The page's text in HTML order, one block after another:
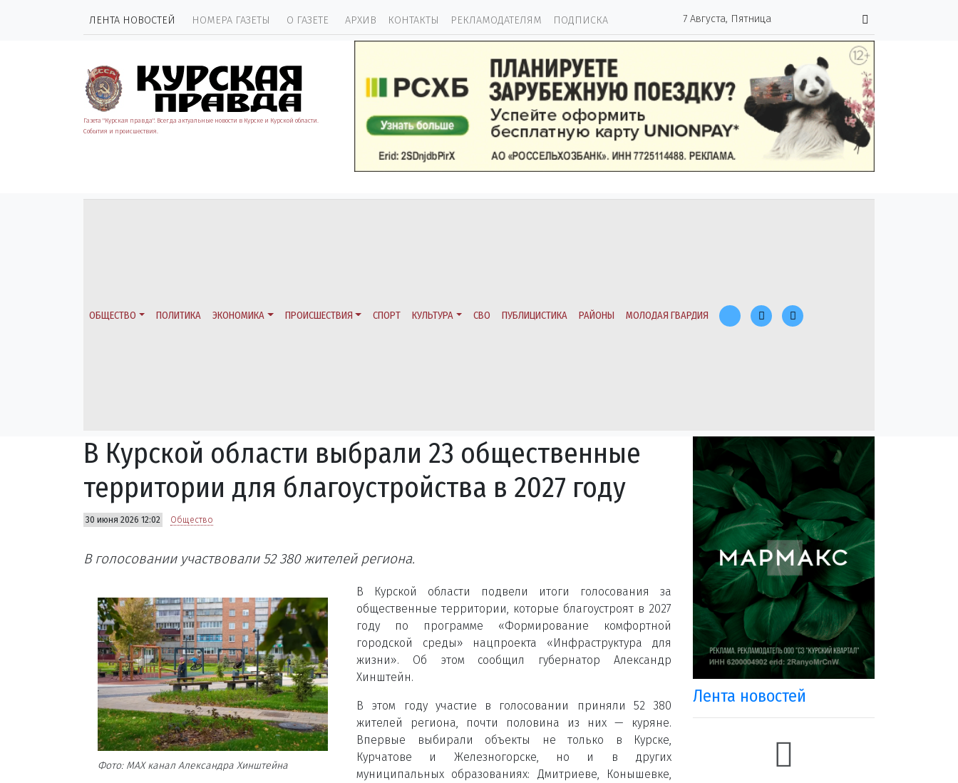
ЛЕНТА НОВОСТЕЙ НОМЕРА ГАЗЕТЫ О ГАЗЕТЕ АРХИВ КОНТАКТЫ РЕКЛАМОДАТЕЛЯМ ПОДПИСКА 7 Августа, Пятница
Газета "Курская правда". Всегда актуальные новости в Курске и Курской области.
События и происшествия.
ОБЩЕСТВО ПОЛИТИКА ЭКОНОМИКА ПРОИСШЕСТВИЯ СПОРТ КУЛЬТУРА СВО ПУБЛИЦИСТИКА РАЙОНЫ МОЛОДАЯ ГВАРДИЯ
В Курской области выбрали 23 общественные
территории для благоустройства в 2027 году
30 июня 2026 12:02 Общество
В голосовании участвовали 52 380 жителей региона.
Фото: МАХ канал Александра Хинштейна
В Курской области подвели итоги голосования за
общественные территории, которые благоустроят в 2027
году по программе «Формирование комфортной
городской среды» нацпроекта «Инфраструктура для
жизни». Об этом сообщил губернатор Александр
Хинштейн.
В этом году участие в голосовании приняли 52 380
жителей региона, почти половина из них — куряне.
Впервые выбирали объекты не только в Курске,
Курчатове и Железногорске, но и в других
муниципальных образованиях: Дмитриеве, Конышевке,
Лента новостей